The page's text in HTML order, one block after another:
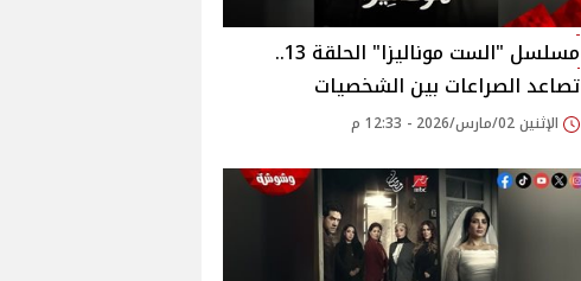
مسلسل "الست موناليزا" الحلقة 13..
تصاعد الصراعات بين الشخصيات
الإثنين 02/مارس/2026 - 12:33 م